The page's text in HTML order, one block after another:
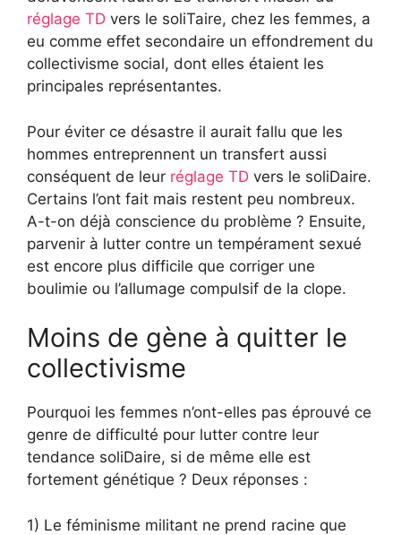
réglage TD vers le soliTaire, chez les femmes, a
eu comme effet secondaire un effondrement du
collectivisme social, dont elles étaient les
principales représentantes.
Pour éviter ce désastre il aurait fallu que les
hommes entreprennent un transfert aussi
conséquent de leur réglage TD vers le soliDaire.
Certains l’ont fait mais restent peu nombreux.
A-t-on déjà conscience du problème ? Ensuite,
parvenir à lutter contre un tempérament sexué
est encore plus difficile que corriger une
boulimie ou l’allumage compulsif de la clope.
Moins de gène à quitter le
collectivisme
Pourquoi les femmes n’ont-elles pas éprouvé ce
genre de difficulté pour lutter contre leur
tendance soliDaire, si de même elle est
fortement génétique ? Deux réponses :
1) Le féminisme militant ne prend racine que